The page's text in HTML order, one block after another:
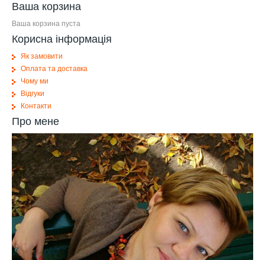
Ваша корзина
Ваша корзина пуста
Корисна інформація
Як замовити
Оплата та доставка
Чому ми
Відгуки
Контакти
Про мене